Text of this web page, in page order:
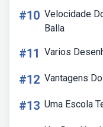
#10 Velocidade
Balla
#11 Varios
#12 Vantagens
#13 Uma Escola